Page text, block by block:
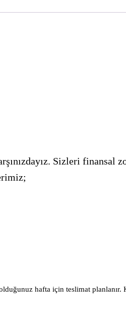
Sizleri finansal
hafta için teslimat